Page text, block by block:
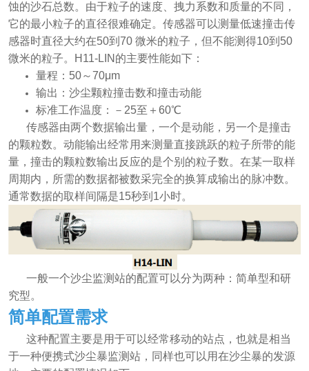
蚀的沙石总数。由于粒子的速度、拽力系数和质量的不同，
它的最小粒子的直径很难确定。传感器可以测量低速撞击传
感器时直径大约在50到70 微米的粒子，但不能测得10到50
微米的粒子。H11-LIN的主要性能如下：
量程：50～70μm
输出：沙尘颗粒撞击数和撞击动能
标准工作温度：－25至＋60℃
传感器由两个数据输出量，一个是动能，另一个是撞击
的颗粒数。动能输出经常用来测量直接跳跃的粒子所带的能
量，撞击的颗粒数输出反应的是个别的粒子数。在某一取样
周期内，所需的数据都被数采完全的换算成输出的脉冲数。
通常数据的取样间隔是15秒到1小时。
一般一个沙尘监测站的配置可以分为两种：简单型和研
究型。
简单配置需求
这种配置主要是用于可以经常移动的站点，也就是相当
于一种便携式沙尘暴监测站，同样也可以用在沙尘暴的发源